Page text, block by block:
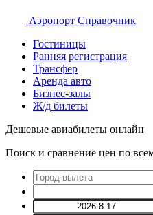
Аэропорт Справочник
Гостиницы
Ранняя регистрация
Трансфер
Аренда авто
Бизнес-залы
Ж/д билеты
Дешевые авиабилеты онлайн
Поиск и сравнение цен по